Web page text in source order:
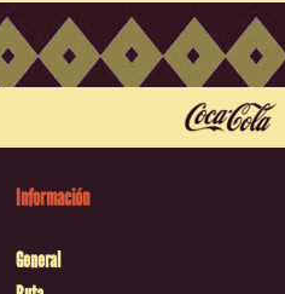
Información
General